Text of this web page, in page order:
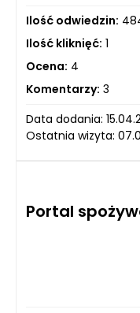
Ilość odwiedzin:
Ilość kliknięć: 1
Ocena: 4
Komentarzy: 3
Data dodania:
Ostatnia wizyta:
Portal